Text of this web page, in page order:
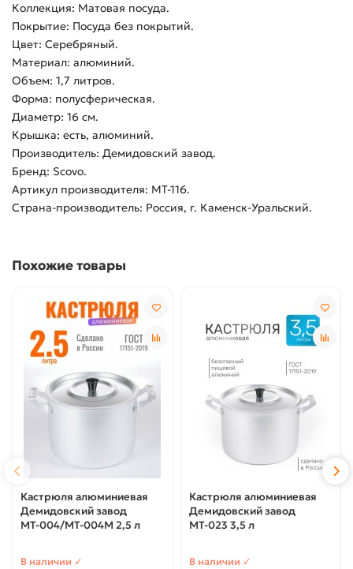
Коллекция: Матовая посуда.
Покрытие: Посуда без покрытий.
Цвет: Серебряный.
Материал: алюминий.
Объем: 1,7 литров.
Форма: полусферическая.
Диаметр: 16 см.
Крышка: есть, алюминий.
Производитель: Демидовский завод.
Бренд: Scovo.
Артикул производителя: МТ-116.
Страна-производитель: Россия, г. Каменск-Уральский.
Похожие товары
Кастрюля алюминиевая
Демидовский завод
МТ-004/МТ-004М 2,5 л
В наличии ✓
Кастрюля алюминиевая
Демидовский завод
МТ-023 3,5 л
В наличии ✓